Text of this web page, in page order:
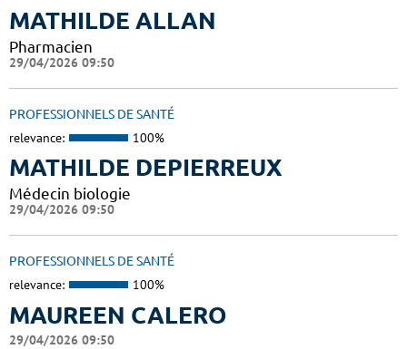
MATHILDE ALLAN
Pharmacien
29/04/2026 09:50
PROFESSIONNELS DE SANTÉ
relevance: 100%
MATHILDE DEPIERREUX
Médecin biologie
29/04/2026 09:50
PROFESSIONNELS DE SANTÉ
relevance: 100%
MAUREEN CALERO
29/04/2026 09:50